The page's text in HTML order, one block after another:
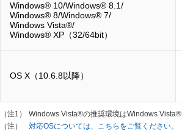
Windows® 10/Windows® 8.1/
Windows® 8/Windows® 7/
Windows Vista®/
Windows® XP（32/64bit）
OS X（10.6.8以降）
（注1）
Windows Vista®の推奨環境はWindows Vista®
（注）
対応OSについては、こちらをご覧ください。